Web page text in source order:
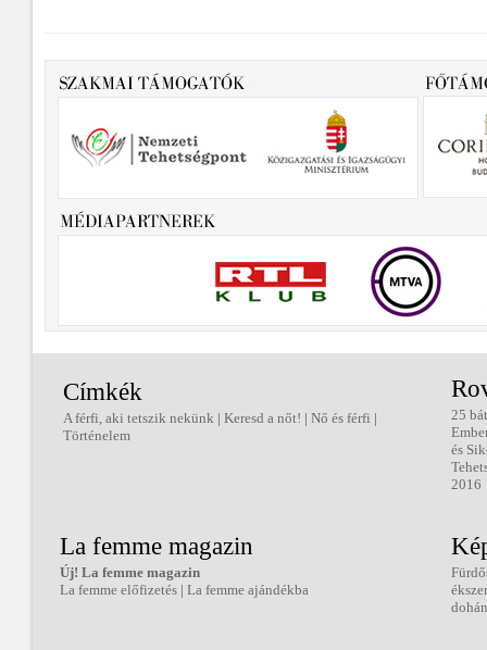
Címkék
A férfi, aki tetszik nekünk | Keresd a nőt! | Nő és férfi |
Történelem
25
és
2016
La femme magazin
Új! La femme magazin
La femme előfizetés | La femme ajándékba